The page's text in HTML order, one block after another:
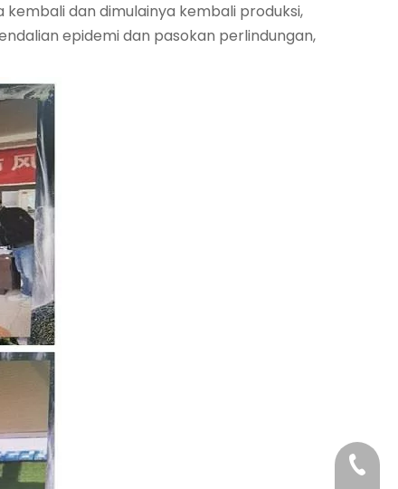
dan dimulainya kembali produksi,
epidemi dan pasokan perlindungan,
+86-